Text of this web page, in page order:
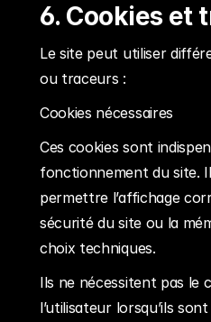
6. Cookies et
Le site peut utiliser
ou traceurs :
Cookies nécessaires
Ces cookies sont
fonctionnement du site.
permettre l’affichage
sécurité du site ou la
choix techniques.
Ils ne nécessitent pas le
l’utilisateur lorsqu’ils